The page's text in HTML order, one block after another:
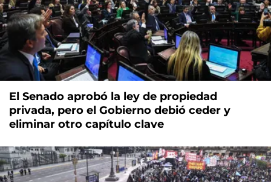
El Senado aprobó la ley de propiedad
privada, pero el Gobierno debió ceder y
eliminar otro capítulo clave